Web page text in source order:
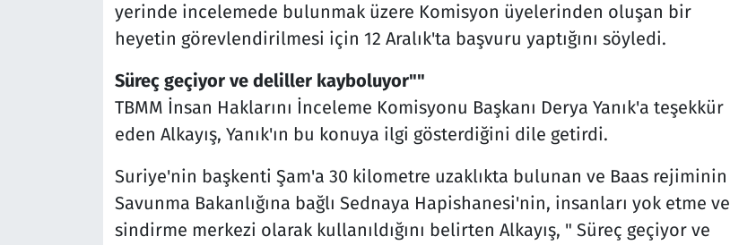
yerinde incelemede bulunmak üzere Komisyon üyelerinden oluşan bir
heyetin görevlendirilmesi için 12 Aralık'ta başvuru yaptığını söyledi.
Süreç geçiyor ve deliller kayboluyor""
TBMM İnsan Haklarını İnceleme Komisyonu Başkanı Derya Yanık'a teşekkür
eden Alkayış, Yanık'ın bu konuya ilgi gösterdiğini dile getirdi.
Suriye'nin başkenti Şam'a 30 kilometre uzaklıkta bulunan ve Baas rejiminin
Savunma Bakanlığına bağlı Sednaya Hapishanesi'nin, insanları yok etme ve
sindirme merkezi olarak kullanıldığını belirten Alkayış, " Süreç geçiyor ve